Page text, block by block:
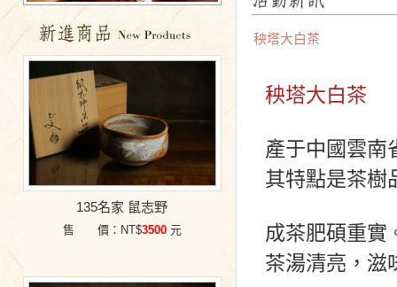
135名家 鼠志野
售 價：NT$3500 元
秧塔大白茶
秧塔大白茶
產于中國雲南
其特點是茶樹
成茶肥碩重實
茶湯清亮，滋